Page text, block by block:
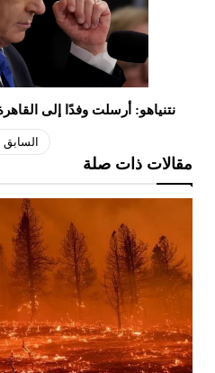
نتنياهو: أرسلت وفدًا إلى
السابق
مقالات ذات صلة